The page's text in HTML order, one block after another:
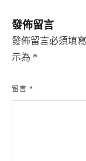
發佈留言
發佈留言必須填
示為 *
留言 *